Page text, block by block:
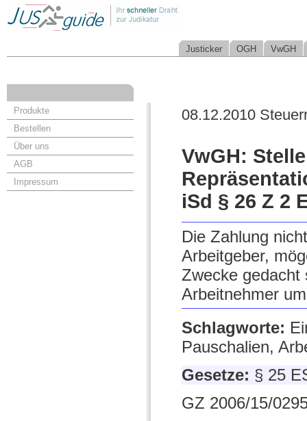
Justicker OGH VwGH
Produkte
Bestellen
Über uns
AGB
Impressum
08.12.2010
VwGH:
iSd § 26 Z 2
Die Zahlung
Arbeitgeber,
Zwecke gedacht
Arbeitnehmer
Schlagworte:
Pauschalien,
Gesetze: § 25
GZ 2006/15/